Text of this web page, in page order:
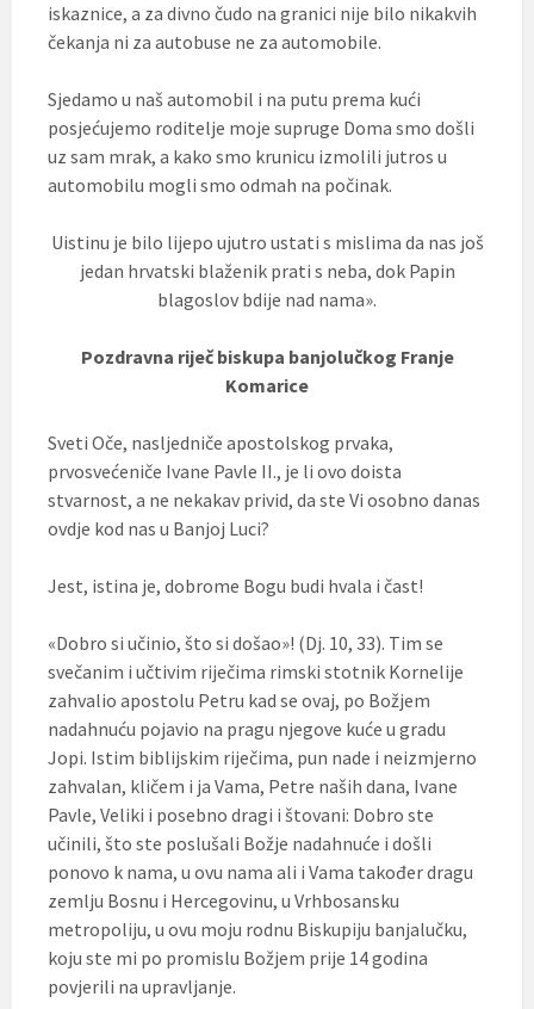
iskaznice, a za divno čudo na granici nije bilo nikakvih
čekanja ni za autobuse ne za automobile.
Sjedamo u naš automobil i na putu prema kući
posjećujemo roditelje moje supruge Doma smo došli
uz sam mrak, a kako smo krunicu izmolili jutros u
automobilu mogli smo odmah na počinak.
Uistinu je bilo lijepo ujutro ustati s mislima da nas još
jedan hrvatski blaženik prati s neba, dok Papin
blagoslov bdije nad nama».
Pozdravna riječ biskupa banjolučkog Franje
Komarice
Sveti Oče, nasljedniče apostolskog prvaka,
prvosvećeniče Ivane Pavle II., je li ovo doista
stvarnost, a ne nekakav privid, da ste Vi osobno danas
ovdje kod nas u Banjoj Luci?
Jest, istina je, dobrome Bogu budi hvala i čast!
«Dobro si učinio, što si došao»! (Dj. 10, 33). Tim se
svečanim i učtivim riječima rimski stotnik Kornelije
zahvalio apostolu Petru kad se ovaj, po Božjem
nadahnuću pojavio na pragu njegove kuće u gradu
Jopi. Istim biblijskim riječima, pun nade i neizmjerno
zahvalan, kličem i ja Vama, Petre naših dana, Ivane
Pavle, Veliki i posebno dragi i štovani: Dobro ste
učinili, što ste poslušali Božje nadahnuće i došli
ponovo k nama, u ovu nama ali i Vama također dragu
zemlju Bosnu i Hercegovinu, u Vrhbosansku
metropoliju, u ovu moju rodnu Biskupiju banjalučku,
koju ste mi po promislu Božjem prije 14 godina
povjerili na upravljanje.